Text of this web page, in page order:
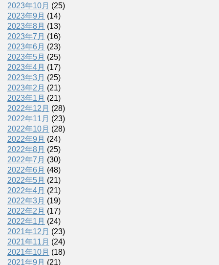
2023年10月 (25)
2023年9月 (14)
2023年8月 (13)
2023年7月 (16)
2023年6月 (23)
2023年5月 (25)
2023年4月 (17)
2023年3月 (25)
2023年2月 (21)
2023年1月 (21)
2022年12月 (28)
2022年11月 (23)
2022年10月 (28)
2022年9月 (24)
2022年8月 (25)
2022年7月 (30)
2022年6月 (48)
2022年5月 (21)
2022年4月 (21)
2022年3月 (19)
2022年2月 (17)
2022年1月 (24)
2021年12月 (23)
2021年11月 (24)
2021年10月 (18)
2021年9月 (21)